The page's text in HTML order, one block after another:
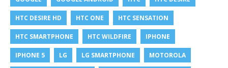
HTC DESIRE HD HTC ONE HTC SENSATION
HTC SMARTPHONE HTC WILDFIRE IPHONE
IPHONE 5 LG LG SMARTPHONE MOTOROLA